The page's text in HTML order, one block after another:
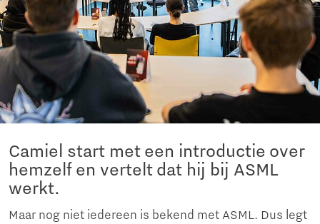
Camiel start met een introductie over
hemzelf en vertelt dat hij bij ASML
werkt.
Maar nog niet iedereen is bekend met ASML. Dus legt